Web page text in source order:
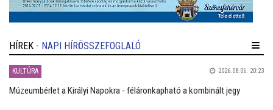
HÍREK - NAPI HÍRÖSSZEFOGLALÓ
KULTÚRA 2026.08.06. 20:23
Múzeumbérlet a Királyi Napokra - féláronkapható a kombinált jegy